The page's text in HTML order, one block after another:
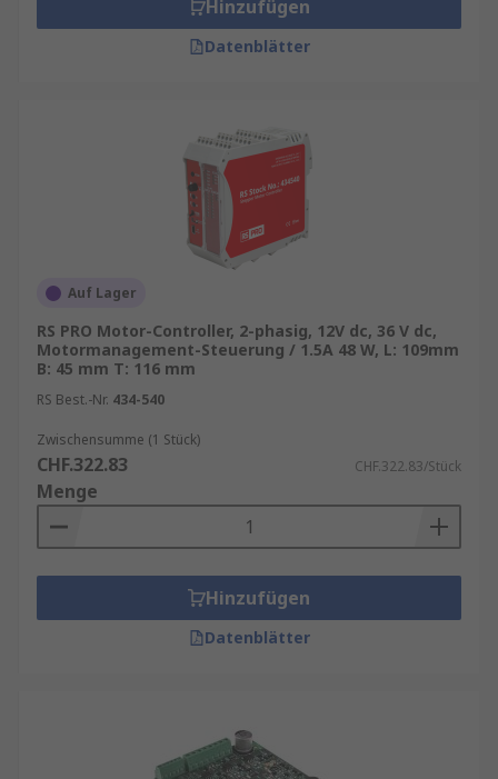
Hinzufügen
Datenblätter
Auf Lager
RS PRO Motor-Controller, 2-phasig, 12V dc, 36 V dc,
Motormanagement-Steuerung / 1.5A 48 W, L: 109mm
B: 45 mm T: 116 mm
RS Best.-Nr. 434-540
Zwischensumme (1 Stück)
CHF.322.83 CHF.322.83/Stück
Menge
Hinzufügen
Datenblätter